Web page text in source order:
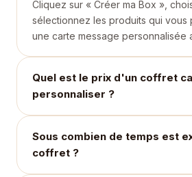
Cliquez sur « Créer ma Box »,
sélectionnez les produits qui vous
une carte message personnalisée
Quel est le prix d'un coffret
personnaliser ?
Sous combien de temps est
coffret ?